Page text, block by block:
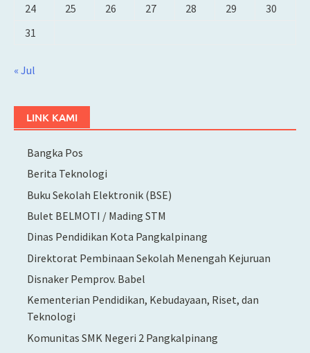
24
25 26 27 28 29
30
31
« Jul
LINK KAMI
Bangka Pos
Berita Teknologi
Buku Sekolah Elektronik (BSE)
Bulet BELMOTI / Mading STM
Dinas Pendidikan Kota Pangkalpinang
Direktorat Pembinaan Sekolah Menengah Kejuruan
Disnaker Pemprov. Babel
Kementerian Pendidikan, Kebudayaan, Riset, dan
Teknologi
Komunitas SMK Negeri 2 Pangkalpinang